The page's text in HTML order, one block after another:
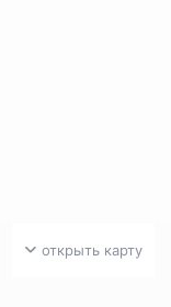
открыть карту